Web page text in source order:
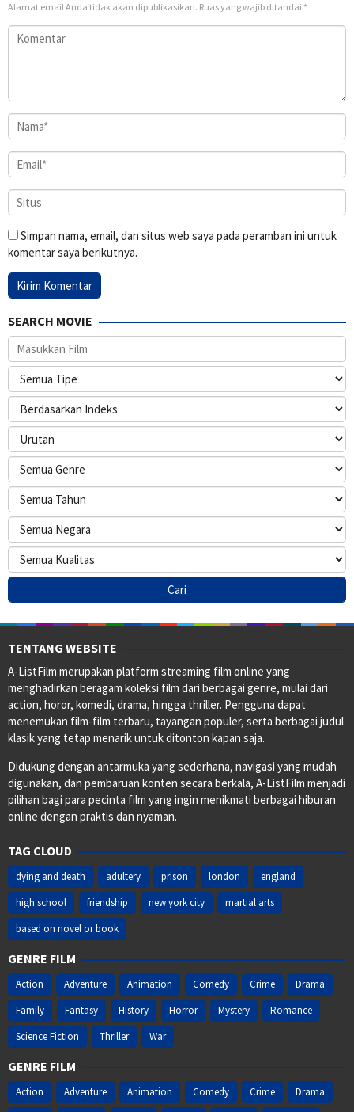
Alamat email Anda tidak akan dipublikasikan. Ruas yang wajib ditandai *
Simpan nama, email, dan situs web saya pada peramban ini untuk
komentar saya berikutnya.
SEARCH MOVIE
TENTANG WEBSITE
A-ListFilm merupakan platform streaming film online yang
menghadirkan beragam koleksi film dari berbagai genre, mulai dari
action, horor, komedi, drama, hingga thriller. Pengguna dapat
menemukan film-film terbaru, tayangan populer, serta berbagai judul
klasik yang tetap menarik untuk ditonton kapan saja.
Didukung dengan antarmuka yang sederhana, navigasi yang mudah
digunakan, dan pembaruan konten secara berkala, A-ListFilm menjadi
pilihan bagi para pecinta film yang ingin menikmati berbagai hiburan
online dengan praktis dan nyaman.
TAG CLOUD
dying and death adultery prison london
england
high school
friendship new york city
martial arts
based on novel or book
GENRE FILM
Action Adventure Animation Comedy Crime
Drama
Family
Fantasy History Horror Mystery
Romance
Science Fiction
Thriller War
GENRE FILM
Action Adventure Animation Comedy Crime
Drama